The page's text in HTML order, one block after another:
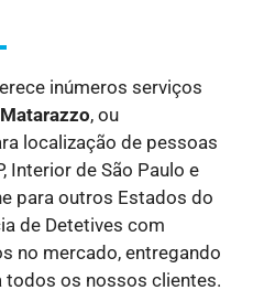
inúmeros serviços
, ou
localização de pessoas
Interior de São Paulo e
para outros Estados do
de Detetives com
no mercado, entregando
os nossos clientes.